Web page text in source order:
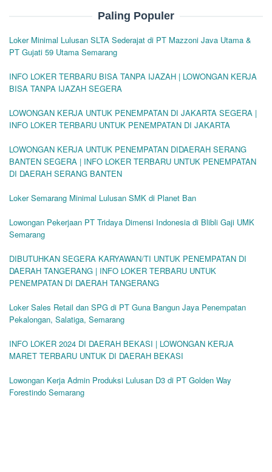
Paling Populer
Loker Minimal Lulusan SLTA Sederajat di PT Mazzoni Java Utama &
PT Gujati 59 Utama Semarang
INFO LOKER TERBARU BISA TANPA IJAZAH | LOWONGAN KERJA
BISA TANPA IJAZAH SEGERA
LOWONGAN KERJA UNTUK PENEMPATAN DI JAKARTA SEGERA |
INFO LOKER TERBARU UNTUK PENEMPATAN DI JAKARTA
LOWONGAN KERJA UNTUK PENEMPATAN DIDAERAH SERANG
BANTEN SEGERA | INFO LOKER TERBARU UNTUK PENEMPATAN
DI DAERAH SERANG BANTEN
Loker Semarang Minimal Lulusan SMK di Planet Ban
Lowongan Pekerjaan PT Tridaya Dimensi Indonesia di Blibli Gaji UMK
Semarang
DIBUTUHKAN SEGERA KARYAWAN/TI UNTUK PENEMPATAN DI
DAERAH TANGERANG | INFO LOKER TERBARU UNTUK
PENEMPATAN DI DAERAH TANGERANG
Loker Sales Retail dan SPG di PT Guna Bangun Jaya Penempatan
Pekalongan, Salatiga, Semarang
INFO LOKER 2024 DI DAERAH BEKASI | LOWONGAN KERJA
MARET TERBARU UNTUK DI DAERAH BEKASI
Lowongan Kerja Admin Produksi Lulusan D3 di PT Golden Way
Forestindo Semarang